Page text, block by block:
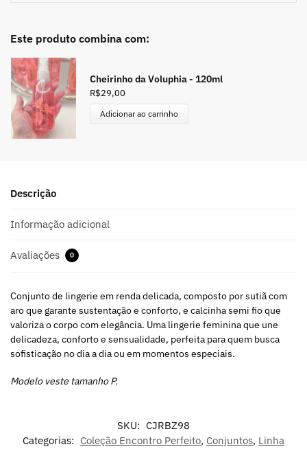
Este produto combina com:
Cheirinho da Voluphia - 120ml
R$29,00
Adicionar ao carrinho
Descrição
Informação adicional
Avaliações 0
Conjunto de lingerie em renda delicada, composto por sutiã com
aro que garante sustentação e conforto, e calcinha semi fio que
valoriza o corpo com elegância. Uma lingerie feminina que une
delicadeza, conforto e sensualidade, perfeita para quem busca
sofisticação no dia a dia ou em momentos especiais.
Modelo veste tamanho P.
SKU: CJRBZ98
Categorias: Coleção Encontro Perfeito, Conjuntos, Linha